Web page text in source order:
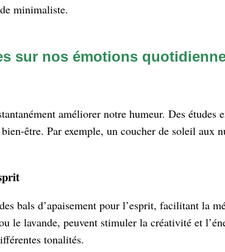
minimaliste.
sur nos émotions
améliorer notre humeur. Des
être. Par exemple, un coucher de soleil aux
bals d’apaisement pour l’esprit, facilitant la
le lavande, peuvent stimuler la créativité et
tonalités.